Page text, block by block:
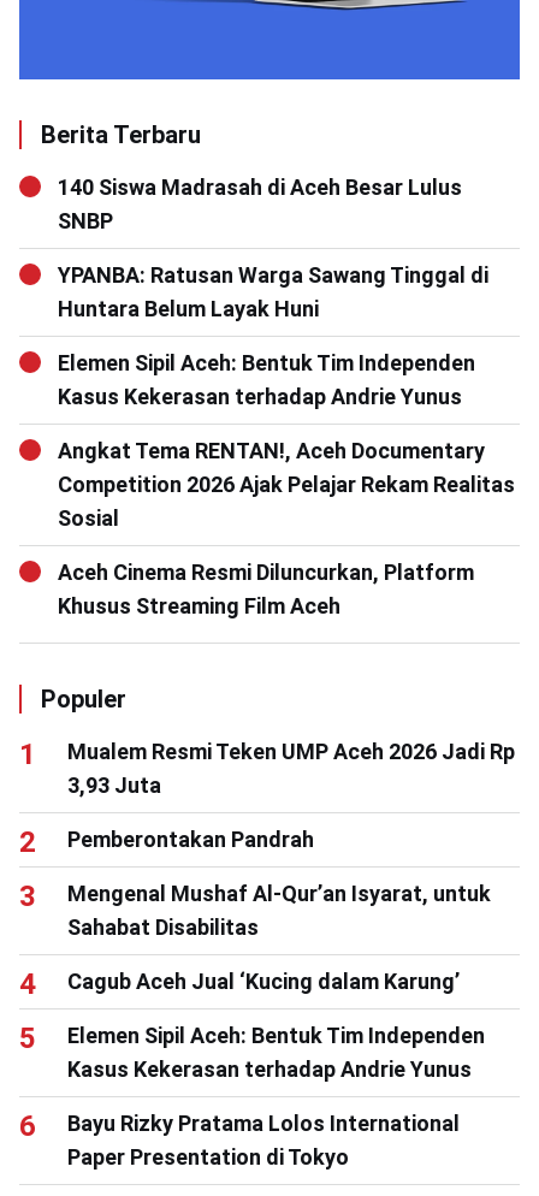
Berita Terbaru
140 Siswa Madrasah di Aceh Besar Lulus
SNBP
YPANBA: Ratusan Warga Sawang Tinggal di
Huntara Belum Layak Huni
Elemen Sipil Aceh: Bentuk Tim Independen
Kasus Kekerasan terhadap Andrie Yunus
Angkat Tema RENTAN!, Aceh Documentary
Competition 2026 Ajak Pelajar Rekam Realitas
Sosial
Aceh Cinema Resmi Diluncurkan, Platform
Khusus Streaming Film Aceh
Populer
Mualem Resmi Teken UMP Aceh 2026 Jadi Rp
3,93 Juta
Pemberontakan Pandrah
Mengenal Mushaf Al-Qur’an Isyarat, untuk
Sahabat Disabilitas
Cagub Aceh Jual ‘Kucing dalam Karung’
Elemen Sipil Aceh: Bentuk Tim Independen
Kasus Kekerasan terhadap Andrie Yunus
Bayu Rizky Pratama Lolos International
Paper Presentation di Tokyo